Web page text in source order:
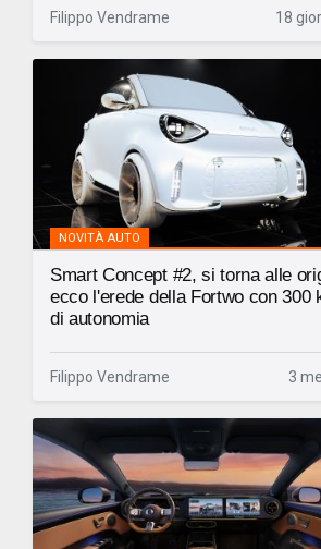
Filippo Vendrame 18
NOVITÀ AUTO
Smart Concept #2, si torna alle
ecco l'erede della Fortwo con 300
di autonomia
Filippo Vendrame 3